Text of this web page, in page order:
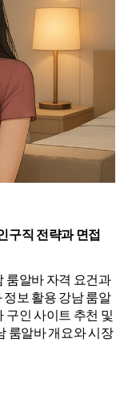
구직 전략과 면접
룸알바 자격 요건과
보 활용 강남 룸알
구인 사이트 추천 및
룸알바 개요와 시장